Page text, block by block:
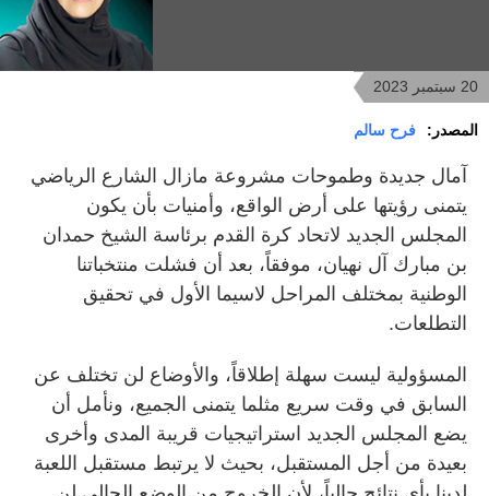
20 سبتمبر 2023
المصدر: فرح سالم
آمال جديدة وطموحات مشروعة مازال الشارع الرياضي
يتمنى رؤيتها على أرض الواقع، وأمنيات بأن يكون
المجلس الجديد لاتحاد كرة القدم برئاسة الشيخ حمدان
بن مبارك آل نهيان، موفقاً، بعد أن فشلت منتخباتنا
الوطنية بمختلف المراحل لاسيما الأول في تحقيق
التطلعات.
المسؤولية ليست سهلة إطلاقاً، والأوضاع لن تختلف عن
السابق في وقت سريع مثلما يتمنى الجميع، ونأمل أن
يضع المجلس الجديد استراتيجيات قريبة المدى وأخرى
بعيدة من أجل المستقبل، بحيث لا يرتبط مستقبل اللعبة